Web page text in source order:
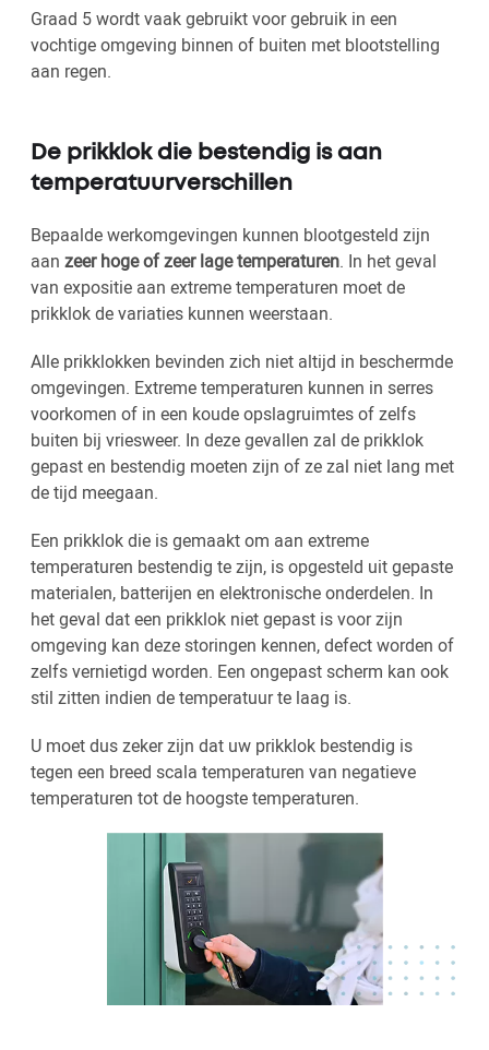
Graad 5 wordt vaak gebruikt voor gebruik in een
vochtige omgeving binnen of buiten met blootstelling
aan regen.
De prikklok die bestendig is aan
temperatuurverschillen
Bepaalde werkomgevingen kunnen blootgesteld zijn
aan zeer hoge of zeer lage temperaturen. In het geval
van expositie aan extreme temperaturen moet de
prikklok de variaties kunnen weerstaan.
Alle prikklokken bevinden zich niet altijd in beschermde
omgevingen. Extreme temperaturen kunnen in serres
voorkomen of in een koude opslagruimtes of zelfs
buiten bij vriesweer. In deze gevallen zal de prikklok
gepast en bestendig moeten zijn of ze zal niet lang met
de tijd meegaan.
Een prikklok die is gemaakt om aan extreme
temperaturen bestendig te zijn, is opgesteld uit gepaste
materialen, batterijen en elektronische onderdelen. In
het geval dat een prikklok niet gepast is voor zijn
omgeving kan deze storingen kennen, defect worden of
zelfs vernietigd worden. Een ongepast scherm kan ook
stil zitten indien de temperatuur te laag is.
U moet dus zeker zijn dat uw prikklok bestendig is
tegen een breed scala temperaturen van negatieve
temperaturen tot de hoogste temperaturen.